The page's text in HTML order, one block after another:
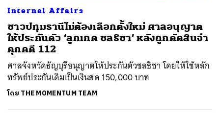
Internal Affairs
ชาวปทุมธานีไม่ต้องเลือกตั้งใหม่ ศาลอนุญาต
ให้ประกันตัว ‘ลูกเกด ชลธิชา’ หลังถูกตัดสินจำ
คุกคดี 112
ศาลจังหวัดธัญบุรีอนุญาตให้ประกันตัวชลธิชา โดยให้ใช้หลัก
ทรัพย์ประกันเดิมเป็นเงินสด 150,000 บาท
โดย THE MOMENTUM TEAM